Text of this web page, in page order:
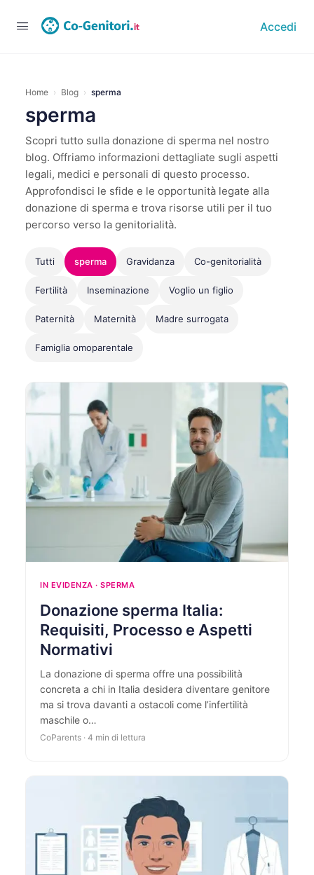
Accedi
Home › Blog › sperma
sperma
Scopri tutto sulla donazione di sperma nel nostro
blog. Offriamo informazioni dettagliate sugli aspetti
legali, medici e personali di questo processo.
Approfondisci le sfide e le opportunità legate alla
donazione di sperma e trova risorse utili per il tuo
percorso verso la genitorialità.
Tutti sperma Gravidanza Co-genitorialità
Fertilità Inseminazione Voglio un figlio
Paternità Maternità Madre surrogata
Famiglia omoparentale
IN EVIDENZA · SPERMA
Donazione sperma Italia:
Requisiti, Processo e Aspetti
Normativi
La donazione di sperma offre una possibilità
concreta a chi in Italia desidera diventare genitore
ma si trova davanti a ostacoli come l’infertilità
maschile o…
CoParents · 4 min di lettura